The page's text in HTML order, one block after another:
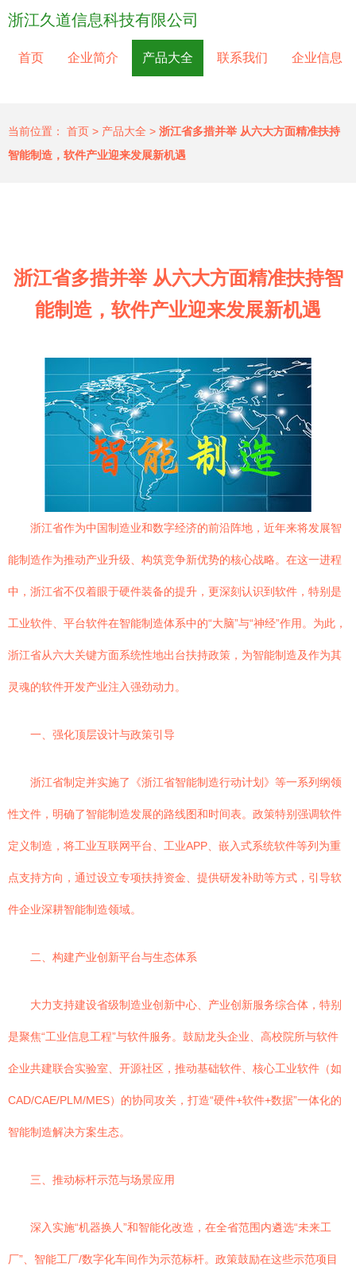
浙江久道信息科技有限公司
首页 企业简介 产品大全 联系我们 企业信息
当前位置： 首页 > 产品大全 > 浙江省多措并举 从六大方面精准扶持
智能制造，软件产业迎来发展新机遇
浙江省多措并举 从六大方面精准扶持智
能制造，软件产业迎来发展新机遇
浙江省作为中国制造业和数字经济的前沿阵地，近年来将发展智
能制造作为推动产业升级、构筑竞争新优势的核心战略。在这一进程
中，浙江省不仅着眼于硬件装备的提升，更深刻认识到软件，特别是
工业软件、平台软件在智能制造体系中的“大脑”与“神经”作用。为此，
浙江省从六大关键方面系统性地出台扶持政策，为智能制造及作为其
灵魂的软件开发产业注入强劲动力。
一、强化顶层设计与政策引导
浙江省制定并实施了《浙江省智能制造行动计划》等一系列纲领
性文件，明确了智能制造发展的路线图和时间表。政策特别强调软件
定义制造，将工业互联网平台、工业APP、嵌入式系统软件等列为重
点支持方向，通过设立专项扶持资金、提供研发补助等方式，引导软
件企业深耕智能制造领域。
二、构建产业创新平台与生态体系
大力支持建设省级制造业创新中心、产业创新服务综合体，特别
是聚焦“工业信息工程”与软件服务。鼓励龙头企业、高校院所与软件
企业共建联合实验室、开源社区，推动基础软件、核心工业软件（如
CAD/CAE/PLM/MES）的协同攻关，打造“硬件+软件+数据”一体化的
智能制造解决方案生态。
三、推动标杆示范与场景应用
深入实施“机器换人”和智能化改造，在全省范围内遴选“未来工
厂”、智能工厂/数字化车间作为示范标杆。政策鼓励在这些示范项目